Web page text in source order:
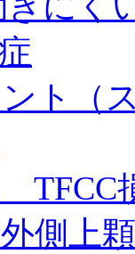
ト（
外側